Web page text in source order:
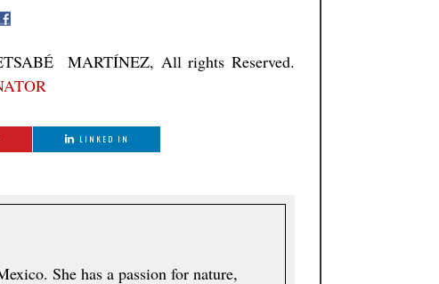
MARTÍNEZ, All rights Reserved.
LINKED IN
She has a passion for nature,